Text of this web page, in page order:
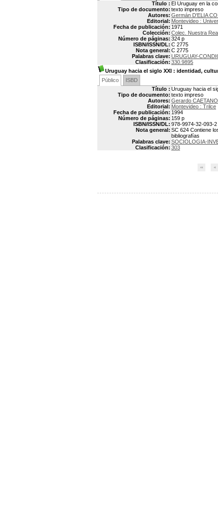
Título : El Uruguay en la
Tipo de documento: texto impreso
Autores: Germán D'ELIA
Editorial: Montevideo :
Fecha de publicación: 1971
Colección: Colec. Nuestra
Número de páginas: 324 p
ISBN/ISSN/DL: C 2775
Nota general: C 2775
Palabras clave: URUGUAY-
Clasificación: 330.9895
Uruguay hacia el siglo XXI : identidad,
Público
ISBD
Título : Uruguay hacia el
Tipo de documento: texto impreso
Autores: Gerardo
Editorial: Montevideo : Trilce
Fecha de publicación: 1994
Número de páginas: 159 p
ISBN/ISSN/DL: 978-9974-32-093-2
Nota general: SC 624 Contiene
bibliografías
Palabras clave: SOCIOLOGIA-
Clasificación: 303